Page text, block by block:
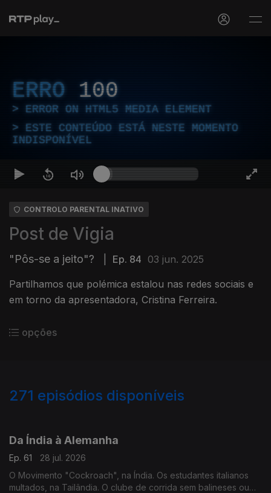
ERRO 100
ERROR ON HTML5 MEDIA ELEMENT
ESTE CONTEÚDO ESTÁ NESTE MOMENTO
INDISPONÍVEL
CONTROLO PARENTAL INATIVO
Post de Vigia
"Pôs-se a jeito"? Ep. 84 03 jun. 2025
Partilhamos que polémica estalou nas redes sociais e
em torno da apresentadora, Cristina Ferreira.
opções
271 episódios disponíveis
Da Índia à Alemanha
Ep. 61
28 jul. 2026
O Movimento "Cockroach", na Índia. Os estudantes italianos
multados, na Tailândia. O clube de corrida sem balineses ou